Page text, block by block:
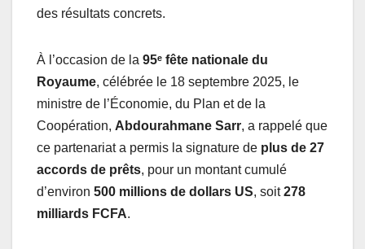
des résultats concrets.
À l’occasion de la 95ᵉ fête nationale du
Royaume, célébrée le 18 septembre 2025, le
ministre de l’Économie, du Plan et de la
Coopération, Abdourahmane Sarr, a rappelé que
ce partenariat a permis la signature de plus de 27
accords de prêts, pour un montant cumulé
d’environ 500 millions de dollars US, soit278
milliards FCFA.